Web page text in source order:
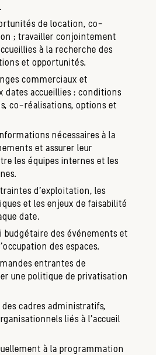
de location, co-
; travailler conjointement
à la recherche des
et opportunités.
commerciaux et
dates accueillies : conditions
co-réalisations, options et
nécessaires à la
et assurer leur
les équipes internes et les
d'exploitation, les
et les enjeux de faisabilité
date.
budgétaire des événements et
des espaces.
entrantes de
une politique de privatisation
des cadres administratifs,
liés à l'accueil
à la programmation